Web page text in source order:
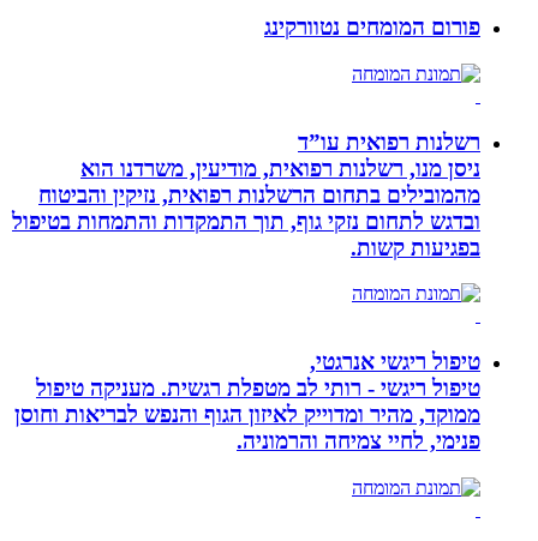
פורום המומחים נטוורקינג
רשלנות רפואית עו”ד
ניסן מנו, רשלנות רפואית, מודיעין, משרדנו הוא
מהמובילים בתחום הרשלנות רפואית, נזיקין והביטוח
ובדגש לתחום נזקי גוף, תוך התמקדות והתמחות בטיפול
בפגיעות קשות.
טיפול ריגשי אנרגטי,
טיפול ריגשי - רותי לב מטפלת רגשית. מעניקה טיפול
ממוקד, מהיר ומדוייק לאיזון הגוף והנפש לבריאות וחוסן
פנימי, לחיי צמיחה והרמוניה.